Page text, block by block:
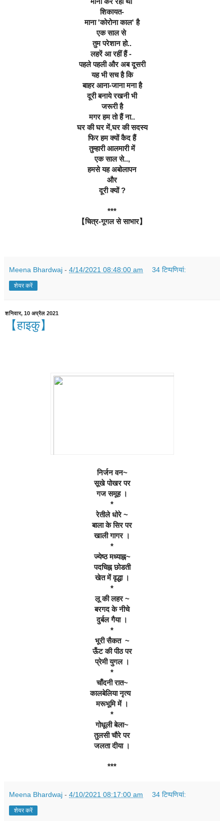
शिकायत-
माना 'कोरोना काल' है
एक साल से
तुम परेशान हो..
लहरें आ रहीं हैं -
पहले पहली और अब दूसरी
यह भी सच है कि
बाहर आना-जाना मना है
दूरी बनाये रखनी भी
जरूरी है
मगर हम तो हैं ना..
घर की घर में,घर की सदस्य
फिर हम क्यों कैद हैं
तुम्हारी आलमारी में
एक साल से..,
हमसे यह अबोलापन
और
दूरी क्यों ?
***
【चित्र-गूगल से साभार】
Meena Bhardwaj - 4/14/2021 08:48:00 am 34 टिप्‍पणियां:
शेयर करें
शनिवार, 10 अप्रैल 2021
【हाइकु】
निर्जन वन~
सूखे पोखर पर
गज समूह ।
*
रेतीले धोरे ~
बाला के सिर पर
खाली गागर ।
*
ज्येष्ठ मध्याह्न~
पदचिह्न छोडती
खेत में वृद्धा ।
*
लू की लहर ~
बरगद के नीचे
दुर्बल गैया ।
*
भूरी सैकत  ~
ऊँट की पीठ पर
प्रेमी युगल ।
*
चाँदनी रात~
कालबेलिया नृत्य
मरूभूमि में ।
*
गोधूली बेला~
तुलसी चौरे पर
जलता दीया ।
***
Meena Bhardwaj - 4/10/2021 08:17:00 am 34 टिप्‍पणियां:
शेयर करें